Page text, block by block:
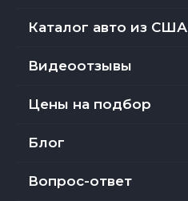
Каталог авто из США
Видеоотзывы
Цены на подбор
Блог
Вопрос-ответ